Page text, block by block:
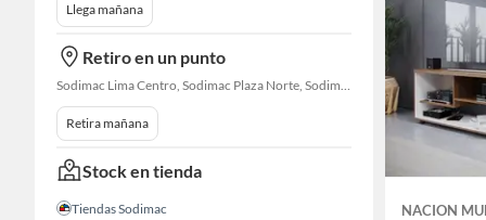
Llega mañana
Retiro en un punto
Sodimac Lima Centro, Sodimac Plaza Norte, Sodimac La Victoria, Sodimac San Miguel, Sodimac S. J. Lurigancho, Sodimac Primavera, Sodimac Chacarilla, Sodimac Av. La Molina, Sodimac Colonial, Maestro Barrios Altos, Sodimac Naranjal
Retira mañana
Stock en tienda
Tiendas Sodimac NACION